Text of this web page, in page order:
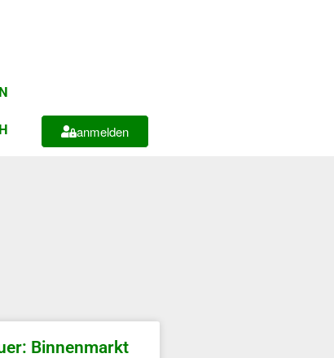
anmelden
Binnenmarkt